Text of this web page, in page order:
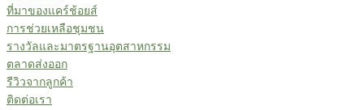
ที่มาของแคร์ช้อยส์
การช่วยเหลือชุมชน
รางวัลและมาตรฐานอุตสาหกรรม
ตลาดส่งออก
รีวิวจากลูกค้า
ติดต่อเรา